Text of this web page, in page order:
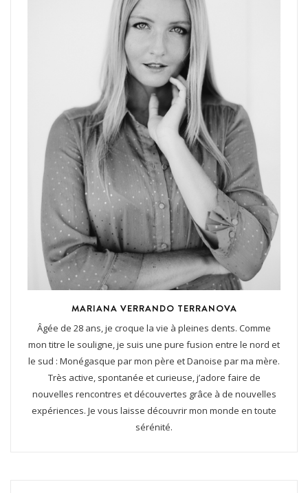
MARIANA VERRANDO TERRANOVA
Âgée de 28 ans, je croque la vie à pleines dents. Comme
mon titre le souligne, je suis une pure fusion entre le nord et
le sud : Monégasque par mon père et Danoise par ma mère.
Très active, spontanée et curieuse, j’adore faire de
nouvelles rencontres et découvertes grâce à de nouvelles
expériences. Je vous laisse découvrir mon monde en toute
sérénité.